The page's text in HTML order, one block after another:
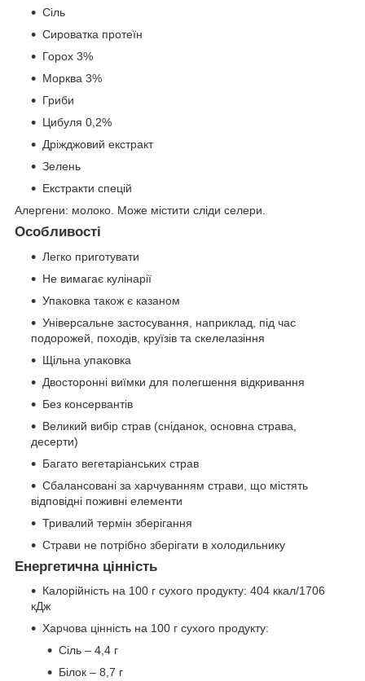
Сіль
Сироватка протеїн
Горох 3%
Морква 3%
Гриби
Цибуля 0,2%
Дріжджовий екстракт
Зелень
Екстракти спецій
Алергени: молоко. Може містити сліди селери.
Особливості
Легко приготувати
Не вимагає кулінарії
Упаковка також є казаном
Універсальне застосування, наприклад, під час
подорожей, походів, круїзів та скелелазіння
Щільна упаковка
Двосторонні виїмки для полегшення відкривання
Без консервантів
Великий вибір страв (сніданок, основна страва,
десерти)
Багато вегетаріанських страв
Сбалансовані за харчуванням страви, що містять
відповідні поживні елементи
Тривалий термін зберігання
Страви не потрібно зберігати в холодильнику
Енергетична цінність
Калорійність на 100 г сухого продукту: 404 ккал/1706
кДж
Харчова цінність на 100 г сухого продукту:
Сіль – 4,4 г
Білок – 8,7 г